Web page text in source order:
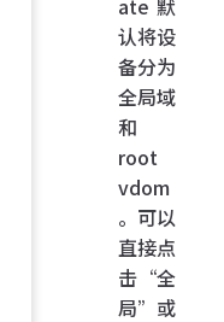
认将设
备分为
全局域
和
root
vdom
。可以
直接点
击“全
局”或